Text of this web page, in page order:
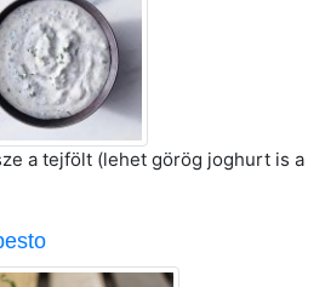
a tejfölt (lehet görög joghurt is a